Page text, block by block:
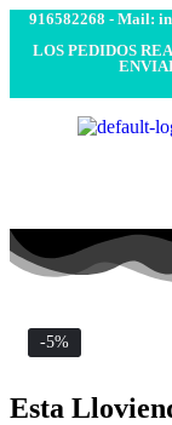
916582268 - Mail:
LOS PEDIDOS
-5%
Esta